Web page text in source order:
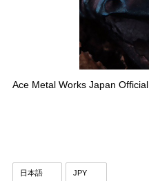
Ace Metal Works Japan Official